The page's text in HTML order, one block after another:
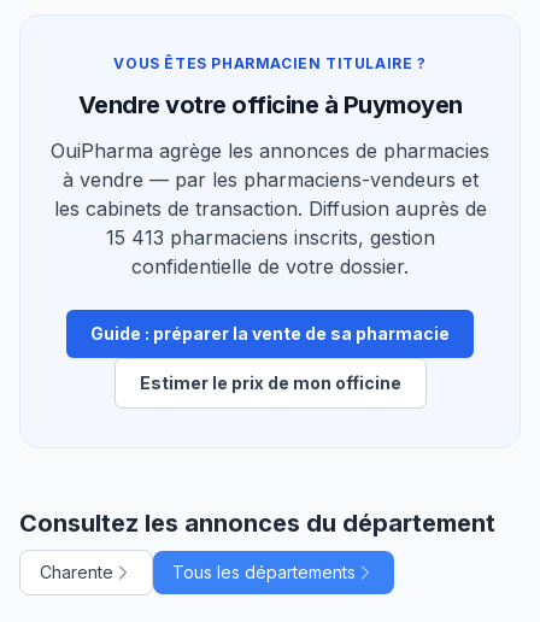
VOUS ÊTES PHARMACIEN TITULAIRE ?
Vendre votre officine à Puymoyen
OuiPharma agrège les annonces de pharmacies
à vendre — par les pharmaciens-vendeurs et
les cabinets de transaction. Diffusion auprès de
15 413 pharmaciens inscrits, gestion
confidentielle de votre dossier.
Guide : préparer la vente de sa pharmacie
Estimer le prix de mon officine
Consultez les annonces du département
Charente Tous les départements